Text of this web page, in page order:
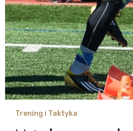
Trening i Taktyka